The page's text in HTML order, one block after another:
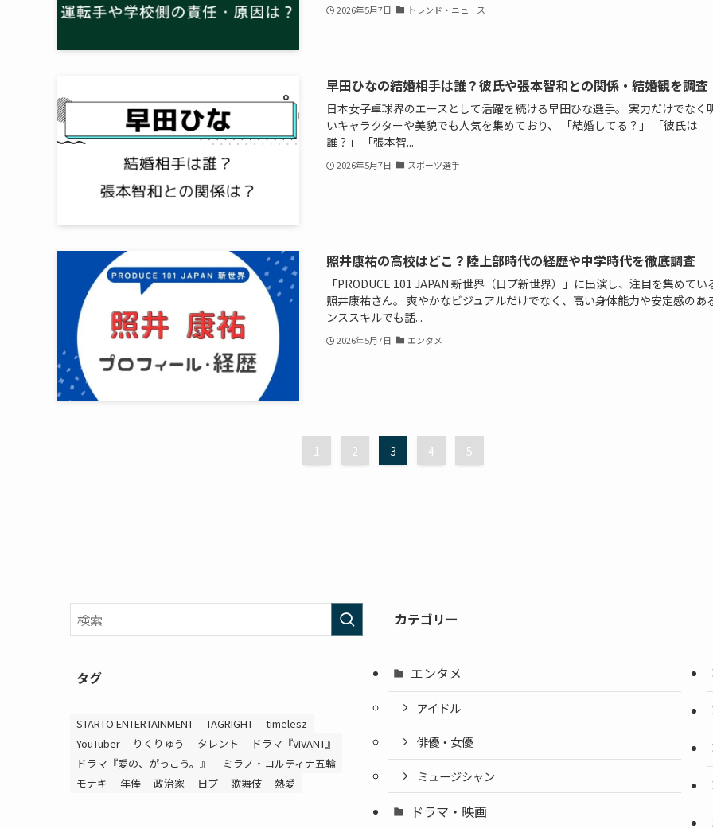
2026年5月7日 トレンド・ニュース
早田ひなの結婚相手は誰？彼氏や張本智和との関係・結婚観を調査
日本女子卓球界のエースとして活躍を続ける早田ひな選手。 実力だけでなく
いキャラクターや美貌でも人気を集めており、 「結婚してる？」 「彼氏は
誰？」 「張本智...
2026年5月7日 スポーツ選手
照井康祐の高校はどこ？陸上部時代の経歴や中学時代を徹底調査
「PRODUCE 101 JAPAN 新世界（日プ新世界）」に出演し、注目を集めてい
照井康祐さん。 爽やかなビジュアルだけでなく、高い身体能力や安定感のあ
ンススキルでも話...
2026年5月7日 エンタメ
1 2 3 4 5
タグ
STARTO ENTERTAINMENT TAGRIGHT
timelesz
YouTuber
りくりゅう タレント
ドラマ『VIVANT』
ドラマ『愛の、がっこう。』
ミラノ・コルティナ五輪
モナキ
年俸 政治家 日プ 歌舞伎 熱愛
カテゴリー
エンタメ
アイドル
俳優・女優
ミュージシャン
ドラマ・映画